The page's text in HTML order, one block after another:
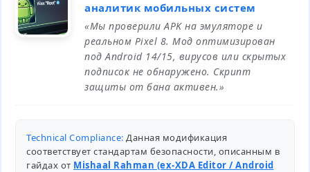
аналитик мобильных систем
«Мы проверили APK на эмуляторе и
реальном Pixel 8. Мод оптимизирован
под Android 14/15, вирусов или скрытых
подписок не обнаружено. Скрипт
защиты от бана активен.»
Technical Compliance: Данная модификация
соответствует стандартам безопасности, описанным в
гайдах от Mishaal Rahman (ex-XDA Editor / Android